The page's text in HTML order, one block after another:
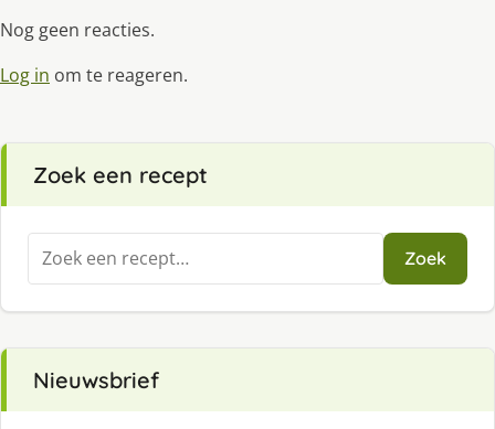
Nog geen reacties.
Log in om te reageren.
Zoek een recept
Zoeken
naar:
Zoek
Nieuwsbrief